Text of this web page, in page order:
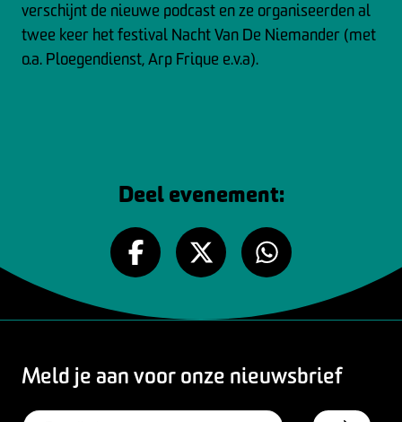
verschijnt de nieuwe podcast en ze organiseerden al
twee keer het festival Nacht Van De Niemander (met
o.a. Ploegendienst, Arp Frique e.v.a).
Deel evenement:
Meld je aan voor onze nieuwsbrief